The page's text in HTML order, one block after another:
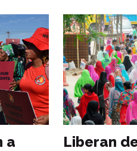
a
Liberan